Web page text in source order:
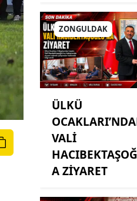
ZONGULDAK
ÜLKÜ
VALİ
A ZİYARET